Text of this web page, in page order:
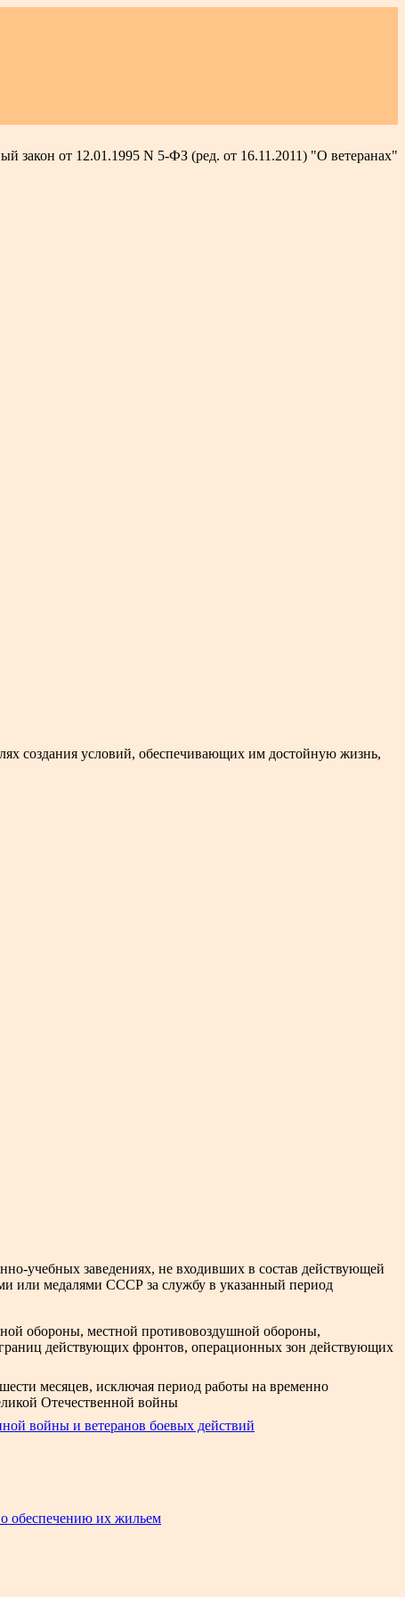
закон от 12.01.1995 N 5-ФЗ (ред. от 16.11.2011) "О ветеранах"
создания условий, обеспечивающих им достойную жизнь,
учебных заведениях, не входивших в состав действующей
или медалями СССР за службу в указанный период
обороны, местной противовоздушной обороны,
действующих фронтов, операционных зон действующих
месяцев, исключая период работы на временно
Отечественной войны
войны и ветеранов боевых действий
обеспечению их жильем